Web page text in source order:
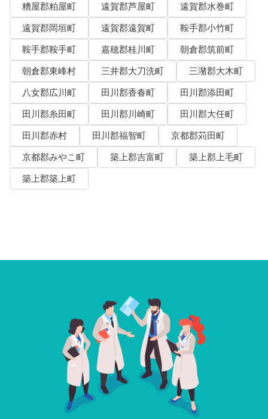
糟屋郡粕屋町
遠賀郡芦屋町
遠賀郡水巻町
遠賀郡岡垣町
遠賀郡遠賀町
鞍手郡小竹町
鞍手郡鞍手町
嘉穂郡桂川町
朝倉郡筑前町
朝倉郡東峰村
三井郡大刀洗町
三潴郡大木町
八女郡広川町
田川郡香春町
田川郡添田町
田川郡糸田町
田川郡川崎町
田川郡大任町
田川郡赤村
田川郡福智町
京都郡苅田町
京都郡みやこ町
築上郡吉富町
築上郡上毛町
築上郡築上町